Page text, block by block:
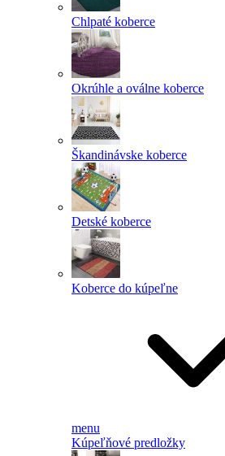
Chlpaté koberce
Okrúhle a oválne koberce
Škandinávske koberce
Detské koberce
Koberce do kúpeľne
menu
Kúpeľňové predložky